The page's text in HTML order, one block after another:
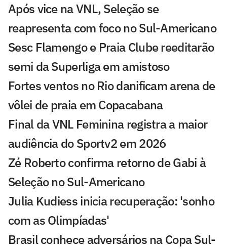
Após vice na VNL, Seleção se
reapresenta com foco no Sul-Americano
Sesc Flamengo e Praia Clube reeditarão
semi da Superliga em amistoso
Fortes ventos no Rio danificam arena de
vôlei de praia em Copacabana
Final da VNL Feminina registra a maior
audiência do Sportv2 em 2026
Zé Roberto confirma retorno de Gabi à
Seleção no Sul-Americano
Julia Kudiess inicia recuperação: 'sonho
com as Olimpíadas'
Brasil conhece adversários na Copa Sul-